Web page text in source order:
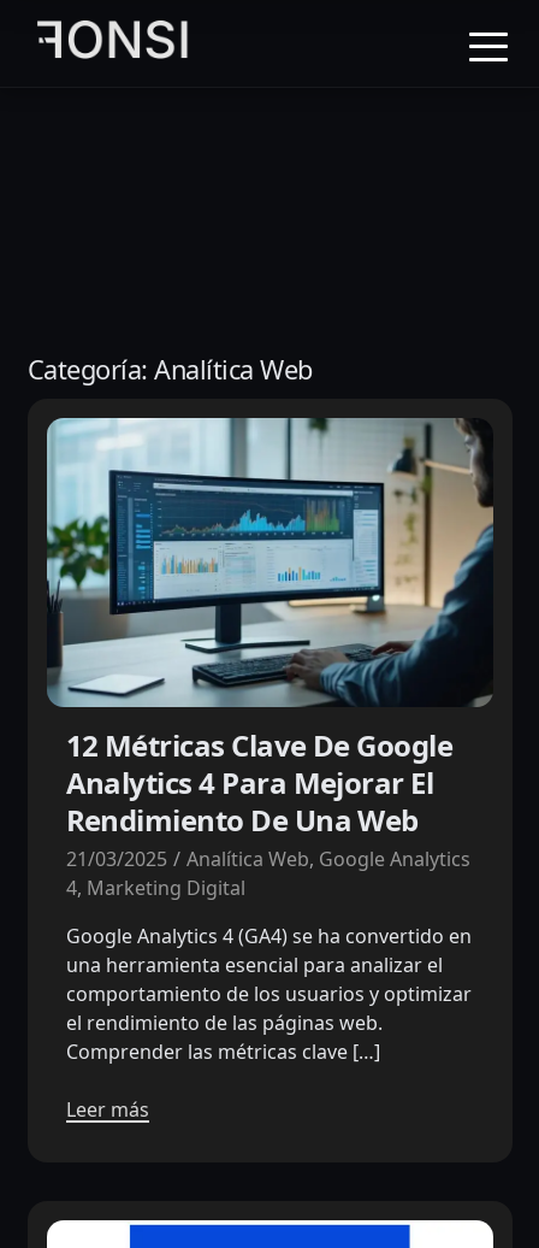
contenido
Categoría:Analítica Web
12 Métricas Clave De Google
Analytics 4 Para Mejorar El
Rendimiento De Una Web
21/03/2025 Analítica Web, Google Analytics
4, Marketing Digital
Google Analytics 4 (GA4) se ha convertido en
una herramienta esencial para analizar el
comportamiento de los usuarios y optimizar
el rendimiento de las páginas web.
Comprender las métricas clave […]
Leer más